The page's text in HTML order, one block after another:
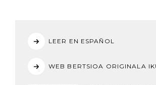
LEER EN ESPAÑOL
WEB BERTSIOA ORIGINALA